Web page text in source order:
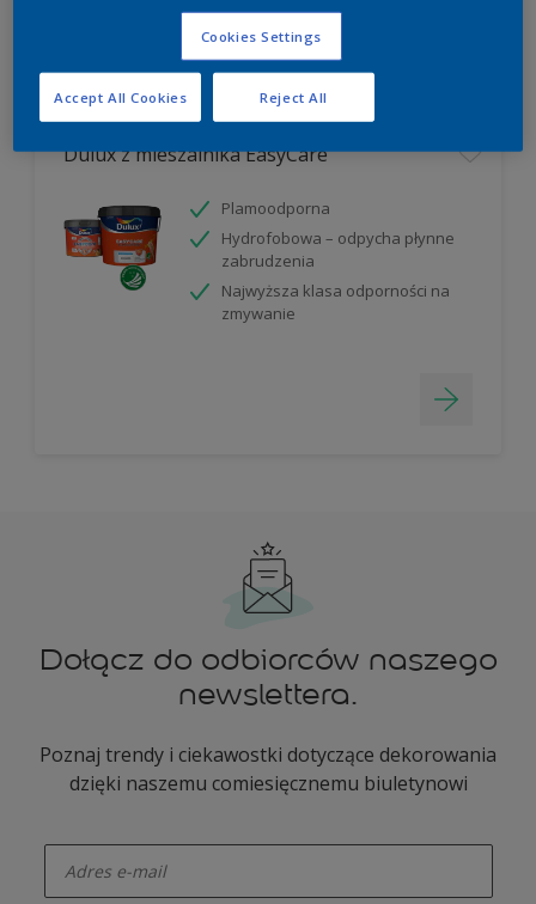
Filter
Dulux z mieszalnika EasyCare
Plamoodporna
Hydrofobowa – odpycha płynne
zabrudzenia
Najwyższa klasa odporności na
zmywanie
Dołącz do odbiorców naszego
newslettera.
Poznaj trendy i ciekawostki dotyczące dekorowania
dzięki naszemu comiesięcznemu biuletynowi
Cookies Settings
Reject All
Accept All Cookies